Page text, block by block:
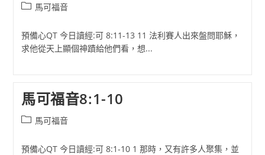
Post馬可福音
預備心QT 今日讀經:可 8:11-13 11 法利賽人出來盤問耶穌，
求他從天上顯個神蹟給他們看，想...
馬可福音8:1-10
Post馬可福音
預備心QT 今日讀經:可 8:1-10 1 那時，又有許多人聚集，並